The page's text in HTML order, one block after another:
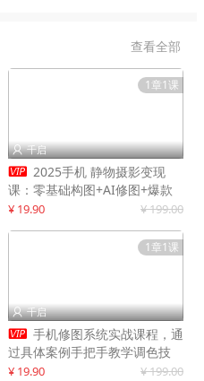
查看全部
1章1课
 千启
 2025手机 静物摄影变现
课：零基础构图+AI修图+爆款
创作
¥ 19.90 ¥ 199.00
1章1课
 千启
 手机修图系统实战课程，通
过具体案例手把手教学调色技
巧，实现副业变现
¥ 19.90 ¥ 199.00